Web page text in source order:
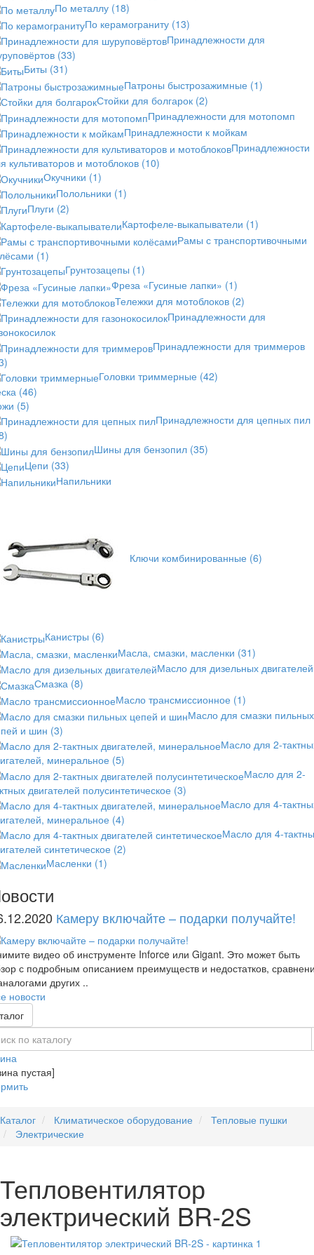
По металлу (18)
По керамограниту (13)
Принадлежности для
(33)
Биты (31)
Патроны быстрозажимные (1)
Стойки для болгарок (2)
Принадлежности для мотопомп
Принадлежности к мойкам
Принадлежности
культиваторов и мотоблоков (10)
Окучники (1)
Полольники (1)
Плуги (2)
Картофеле-выкапыватели (1)
Рамы с транспортивочными
(1)
Грунтозацепы (1)
Фреза «Гусиные лапки» (1)
Тележки для мотоблоков (2)
Принадлежности для
Принадлежности для триммеров
Головки триммерные (42)
(46)
(5)
Принадлежности для цепных пил
Шины для бензопил (35)
Цепи (33)
Напильники
Ключи комбинированные (6)
Канистры (6)
Масла, смазки, масленки (31)
Масло для дизельных двигателей
Смазка (8)
Масло трансмиссионное (1)
Масло для смазки пильных
и шин (3)
Масло для 2-
минеральное (5)
Масло для 2-
двигателей полусинтетическое (3)
Масло для 4-
минеральное (4)
Масло для 4-
синтетическое (2)
Масленки (1)
Камеру включайте – подарки получайте!
видео об инструменте Inforce или Gigant. Это может быть
с подробным описанием преимуществ и недостатков,
других ..
новости
пустая]
Каталог Климатическое оборудование
Тепловые пушки
Электрические
Тепловентилятор
электрический BR-2S